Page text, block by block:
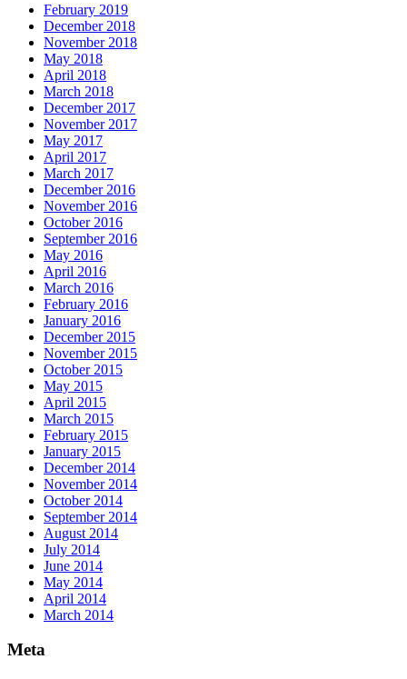
February 2019
December 2018
November 2018
May 2018
April 2018
March 2018
December 2017
November 2017
May 2017
April 2017
March 2017
December 2016
November 2016
October 2016
September 2016
May 2016
April 2016
March 2016
February 2016
January 2016
December 2015
November 2015
October 2015
May 2015
April 2015
March 2015
February 2015
January 2015
December 2014
November 2014
October 2014
September 2014
August 2014
July 2014
June 2014
May 2014
April 2014
March 2014
Meta